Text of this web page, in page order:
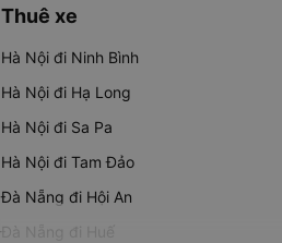
Thuê xe
Hà Nội đi Ninh Bình
Hà Nội đi Hạ Long
Hà Nội đi Sa Pa
Hà Nội đi Tam Đảo
Đà Nẵng đi Hội An
Đà Nẵng đi Huế